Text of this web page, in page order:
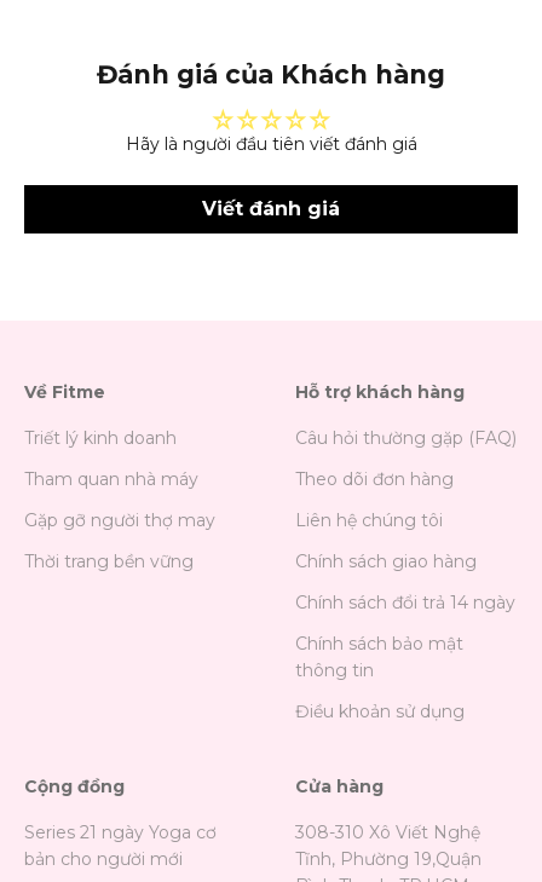
Đánh giá của Khách hàng
Hãy là người đầu tiên viết đánh giá
Viết đánh giá
Về Fitme
Triết lý kinh doanh
Tham quan nhà máy
Gặp gỡ người thợ may
Thời trang bền vững
Hỗ trợ khách hàng
Câu hỏi thường gặp (FAQ)
Theo dõi đơn hàng
Liên hệ chúng tôi
Chính sách giao hàng
Chính sách đổi trả 14 ngày
Chính sách bảo mật
thông tin
Điều khoản sử dụng
Cộng đồng
Series 21 ngày Yoga cơ
bản cho người mới
Cửa hàng
308-310 Xô Viết Nghệ
Tĩnh, Phường 19,Quận